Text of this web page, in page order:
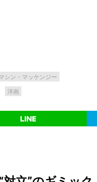
シン・マッケンジー
洋画